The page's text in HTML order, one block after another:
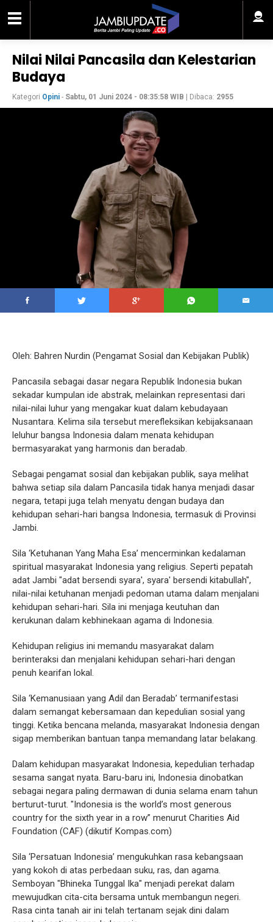
Nilai Nilai Pancasila dan Kelestarian
Budaya
Kategori Opini - Sabtu, 01 Juni 2024 - 08:35:58 WIB | Dibaca: 2955
Oleh: Bahren Nurdin (Pengamat Sosial dan Kebijakan Publik)
Pancasila sebagai dasar negara Republik Indonesia bukan
sekadar kumpulan ide abstrak, melainkan representasi dari
nilai-nilai luhur yang mengakar kuat dalam kebudayaan
Nusantara. Kelima sila tersebut merefleksikan kebijaksanaan
leluhur bangsa Indonesia dalam menata kehidupan
bermasyarakat yang harmonis dan beradab.
Sebagai pengamat sosial dan kebijakan publik, saya melihat
bahwa setiap sila dalam Pancasila tidak hanya menjadi dasar
negara, tetapi juga telah menyatu dengan budaya dan
kehidupan sehari-hari bangsa Indonesia, termasuk di Provinsi
Jambi.
Sila ‘Ketuhanan Yang Maha Esa’ mencerminkan kedalaman
spiritual masyarakat Indonesia yang religius. Seperti pepatah
adat Jambi "adat bersendi syara', syara' bersendi kitabullah",
nilai-nilai ketuhanan menjadi pedoman utama dalam menjalani
kehidupan sehari-hari. Sila ini menjaga keutuhan dan
kerukunan dalam kebhinekaan agama di Indonesia.
Kehidupan religius ini memandu masyarakat dalam
berinteraksi dan menjalani kehidupan sehari-hari dengan
penuh kearifan lokal.
Sila ‘Kemanusiaan yang Adil dan Beradab’ termanifestasi
dalam semangat kebersamaan dan kepedulian sosial yang
tinggi. Ketika bencana melanda, masyarakat Indonesia dengan
sigap memberikan bantuan tanpa memandang latar belakang.
Dalam kehidupan masyarakat Indonesia, kepedulian terhadap
sesama sangat nyata. Baru-baru ini, Indonesia dinobatkan
sebagai negara paling dermawan di dunia selama enam tahun
berturut-turut. "Indonesia is the world’s most generous
country for the sixth year in a row” menurut Charities Aid
Foundation (CAF) (dikutif Kompas.com)
Sila ‘Persatuan Indonesia’ mengukuhkan rasa kebangsaan
yang kokoh di atas perbedaan suku, ras, dan agama.
Semboyan "Bhineka Tunggal Ika" menjadi perekat dalam
mewujudkan cita-cita bersama untuk membangun negeri.
Rasa cinta tanah air ini telah tertanam sejak dini dalam